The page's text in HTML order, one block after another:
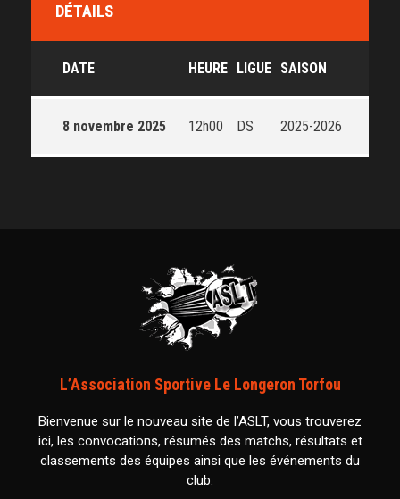
DÉTAILS
DATE HEURE LIGUE SAISON
8 novembre 2025 12h00 DS 2025-2026
L’Association Sportive Le Longeron Torfou
Bienvenue sur le nouveau site de l’ASLT, vous trouverez
ici, les convocations, résumés des matchs, résultats et
classements des équipes ainsi que les événements du
club.